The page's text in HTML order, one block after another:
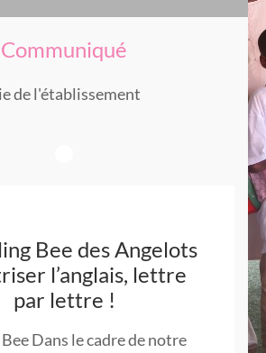
Communiqué
de l'établissement
Bee des Angelots
l’anglais, lettre
par lettre !
Dans le cadre de notre